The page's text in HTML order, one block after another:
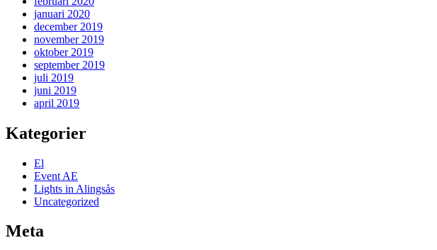
januari 2020
december 2019
november 2019
oktober 2019
september 2019
juli 2019
juni 2019
april 2019
Kategorier
El
Event AE
Lights in Alingsås
Uncategorized
Meta